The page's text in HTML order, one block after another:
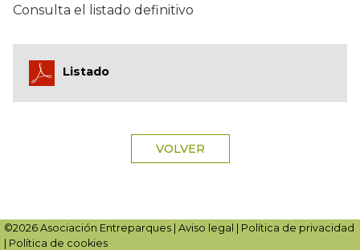
Consulta el listado definitivo
Listado
VOLVER
©2026 Asociación Entreparques | Aviso legal
Política de privacidad
Política de cookies